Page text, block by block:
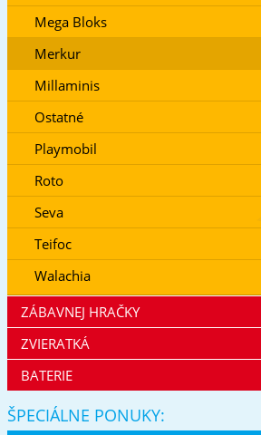
Mega Bloks
Merkur
Millaminis
Ostatné
Playmobil
Roto
Seva
Teifoc
Walachia
ZÁBAVNEJ HRAČKY
ZVIERATKÁ
BATERIE
ŠPECIÁLNE PONUKY: